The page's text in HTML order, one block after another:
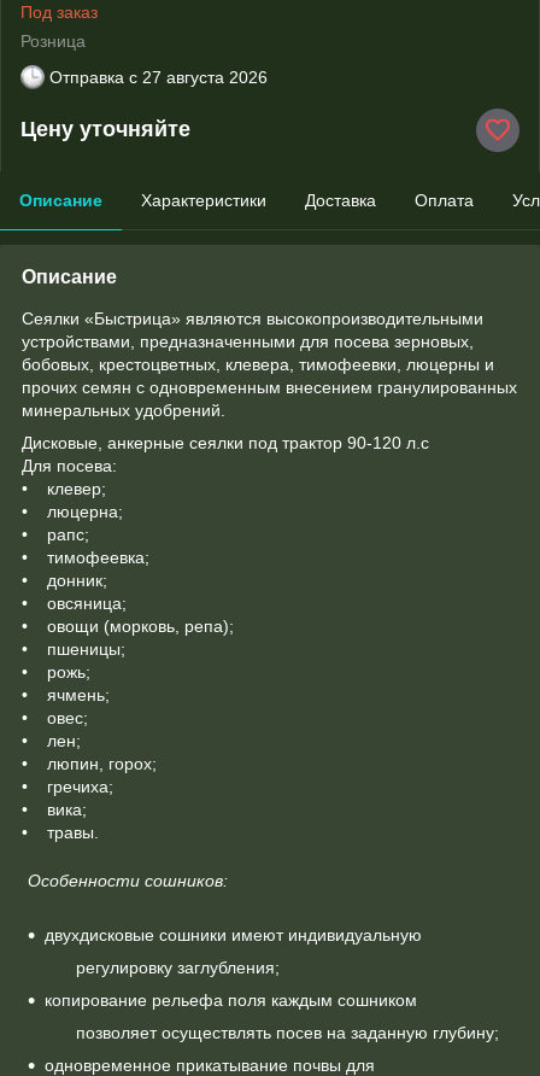
Под заказ
Розница
Отправка с 27 августа 2026
Цену уточняйте
Описание Характеристики Доставка Оплата
Описание
Сеялки «Быстрица» являются высокопроизводительными
устройствами, предназначенными для посева зерновых,
бобовых, крестоцветных, клевера, тимофеевки, люцерны и
прочих семян с одновременным внесением гранулированных
минеральных удобрений.
Дисковые, анкерные сеялки под трактор 90-120 л.с
Для посева:
• клевер;
• люцерна;
• рапс;
• тимофеевка;
• донник;
• овсяница;
• овощи (морковь, репа);
• пшеницы;
• рожь;
• ячмень;
• овес;
• лен;
• люпин, горох;
• гречиха;
• вика;
• травы.
Особенности сошников:
двухдисковые сошники имеют индивидуальную
регулировку заглубления;
копирование рельефа поля каждым сошником
позволяет осуществлять посев на заданную глубину;
одновременное прикатывание почвы для